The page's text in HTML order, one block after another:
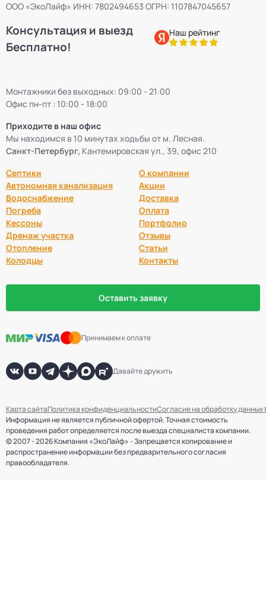
ООО «ЭкоЛайф» ИНН: 7802494653 ОГРН: 1107847045657
Консультация и выезд
Бесплатно!
Наш рейтинг
Монтажники без выходных: 09:00 - 21:00
Офис пн-пт : 10:00 - 18:00
Приходите в наш офис
Мы находимся в 10 минутах ходьбы от м. Лесная.
Санкт-Петербург, Кантемировская ул., 39, офис 210
Септики
Автономная канализация
Водоснабжение
Погреба
Кессоны
Дренаж участка
Отопление
Колодцы
О компании
Акции
Доставка
Оплата
Портфолио
Отзывы
Статьи
Контакты
Оставить заявку
Принимаем к оплате
Давайте дружить
Информация не является публичной офертой. Точная стоимость
проведения работ определяется после выезда специалиста компании.
© 2007 - 2026 Компания «ЭкоЛайф» - Запрещается копирование и
распространение информации без предварительного согласия
правообладателя.
Карта сайтаПолитика конфиденциальностиСогласие на обработку